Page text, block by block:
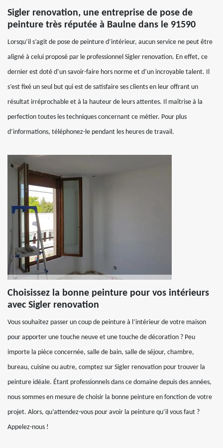
Sigler renovation, une entreprise de pose de
peinture très réputée à Baulne dans le 91590
Lorsqu’il s’agit de pose de peinture d’intérieur, aucun service ne peut être
aligné à celui proposé par le professionnel Sigler renovation. En effet, ce
dernier est doté d’un savoir-faire hors norme et d’un incroyable talent. Il
s’est fixé un seul but qui est de satisfaire ses clients en leur offrant un
résultat irréprochable et à la hauteur de leurs attentes. Il maîtrise à la
perfection toutes les techniques concernant ce métier. Pour plus
d’informations, téléphonez-le pendant les heures de travail.
Choisissez la bonne peinture pour vos intérieurs
avec Sigler renovation
Vous souhaitez passer un coup de peinture à l’intérieur de votre maison
pour apporter une touche neuve et une touche de décoration ? Peu
importe la pièce concernée, salle de bain, salle de séjour, chambre,
bureau, cuisine ou autre, comptez sur Sigler renovation pour trouver la
peinture idéale. Étant professionnels dans ce domaine depuis des années,
nous sommes en mesure de choisir la bonne peinture en fonction de votre
projet. Alors, qu’attendez-vous pour avoir la peinture qu’il vous faut ?
Appelez-nous !